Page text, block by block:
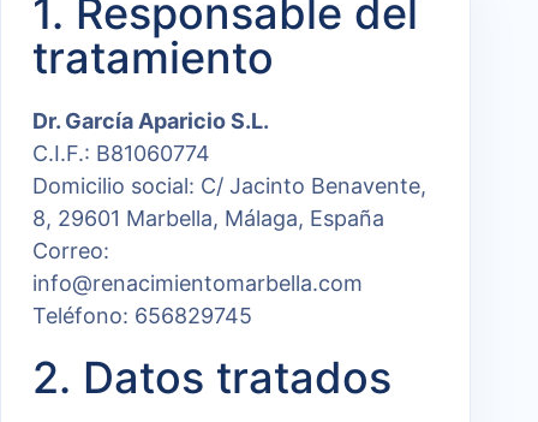
1. Responsable del
tratamiento
Dr. García Aparicio S.L.
C.I.F.: B81060774
Domicilio social: C/ Jacinto Benavente,
8, 29601 Marbella, Málaga, España
Correo:
info@renacimientomarbella.com
Teléfono: 656829745
2. Datos tratados